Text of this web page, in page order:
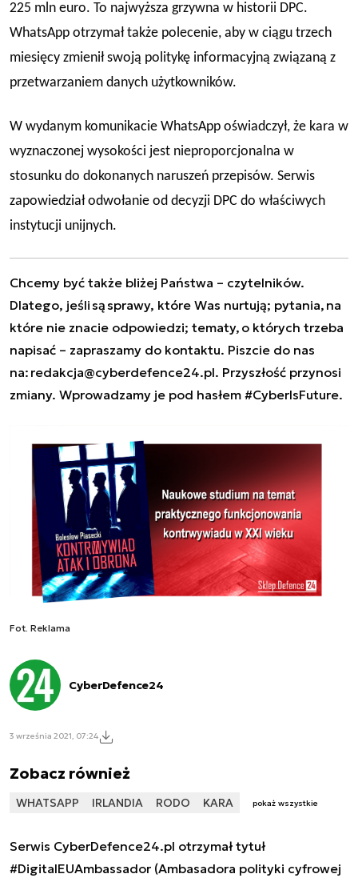
225 mln euro. To najwyższa grzywna w historii DPC.
WhatsApp otrzymał także polecenie, aby w ciągu trzech
miesięcy zmienił swoją politykę informacyjną związaną z
przetwarzaniem danych użytkowników.
W wydanym komunikacie WhatsApp oświadczył, że kara w
wyznaczonej wysokości jest nieproporcjonalna w
stosunku do dokonanych naruszeń przepisów. Serwis
zapowiedział odwołanie od decyzji DPC do właściwych
instytucji unijnych.
Chcemy być także bliżej Państwa – czytelników.
Dlatego, jeśli są sprawy, które Was nurtują; pytania, na
które nie znacie odpowiedzi; tematy, o których trzeba
napisać – zapraszamy do kontaktu. Piszcie do nas
na: redakcja@cyberdefence24.pl. Przyszłość przynosi
zmiany. Wprowadzamy je pod hasłem #CyberIsFuture.
Fot. Reklama
CyberDefence24
3 września 2021, 07:24
Zobacz również
WHATSAPP IRLANDIA RODO KARA pokaż wszystkie
Serwis CyberDefence24.pl otrzymał tytuł
#DigitalEUAmbassador (Ambasadora polityki cyfrowej